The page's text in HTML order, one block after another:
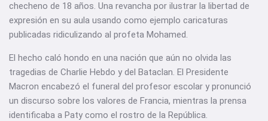
checheno de 18 años. Una revancha por ilustrar la libertad de
expresión en su aula usando como ejemplo caricaturas
publicadas ridiculizando al profeta Mohamed.
El hecho caló hondo en una nación que aún no olvida las
tragedias de Charlie Hebdo y del Bataclan. El Presidente
Macron encabezó el funeral del profesor escolar y pronunció
un discurso sobre los valores de Francia, mientras la prensa
identificaba a Paty como el rostro de la República.